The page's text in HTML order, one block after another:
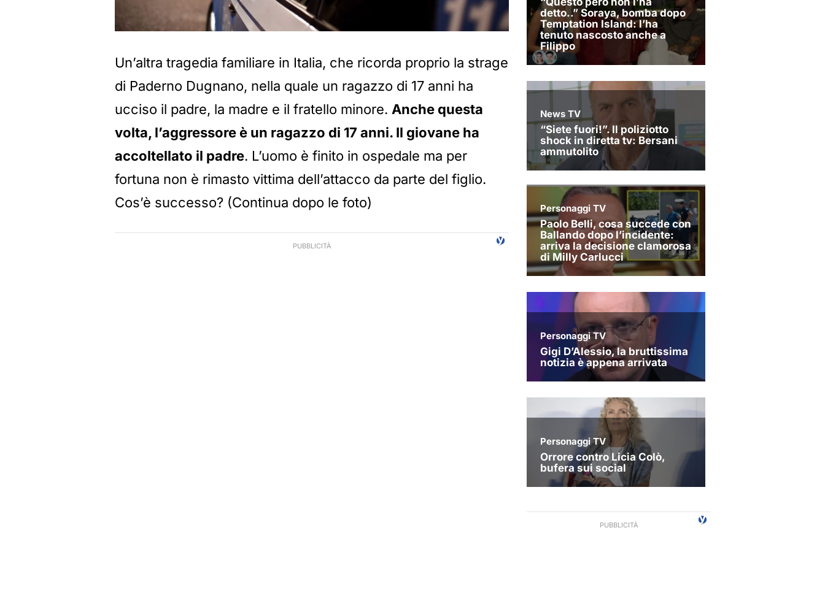
Un’altra tragedia familiare in Italia, che ricorda proprio la strage
di Paderno Dugnano, nella quale un ragazzo di 17 anni ha
ucciso il padre, la madre e il fratello minore. Anche questa
volta, l’aggressore è un ragazzo di 17 anni. Il giovane ha
accoltellato il padre. L’uomo è finito in ospedale ma per
fortuna non è rimasto vittima dell’attacco da parte del figlio.
Cos’è successo? (Continua dopo le foto)